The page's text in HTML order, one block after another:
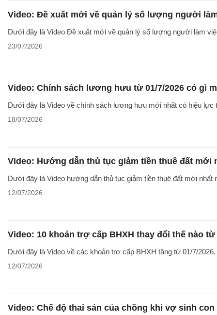
Video: Đề xuất mới về quản lý số lượng người
Dưới đây là Video Đề xuất mới về quản lý số lượng người làm
23/07/2026
Video: Chính sách lương hưu từ 01/7/2026 có gì
Dưới đây là Video về chính sách lương hưu mới nhất có hiệu lực
18/07/2026
Video: Hướng dẫn thủ tục giảm tiền thuê đất mới
Dưới đây là Video hướng dẫn thủ tục giảm tiền thuê đất mới
12/07/2026
Video: 10 khoản trợ cấp BHXH thay đổi thế nào từ
Dưới đây là Video về các khoản trợ cấp BHXH tăng từ 01/7/
12/07/2026
Video: Chế độ thai sản của chồng khi vợ sinh con